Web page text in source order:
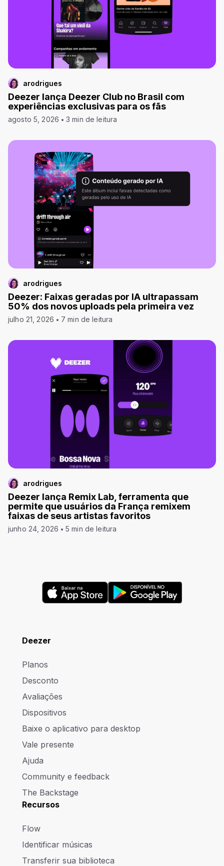
arodrigues
Deezer lança Deezer Club no Brasil com
experiências exclusivas para os fãs
agosto 5, 2026 3 min de leitura
arodrigues
Deezer: Faixas geradas por IA ultrapassam
50% dos novos uploads pela primeira vez
julho 21, 2026 7 min de leitura
arodrigues
Deezer lança Remix Lab, ferramenta que
permite que usuários da França remixem
faixas de seus artistas favoritos
junho 24, 2026 5 min de leitura
Deezer
Planos
Desconto
Avaliações
Dispositivos
Baixe o aplicativo para desktop
Vale presente
Ajuda
Community e feedback
The Backstage
Recursos
Flow
Identificar músicas
Transferir sua biblioteca